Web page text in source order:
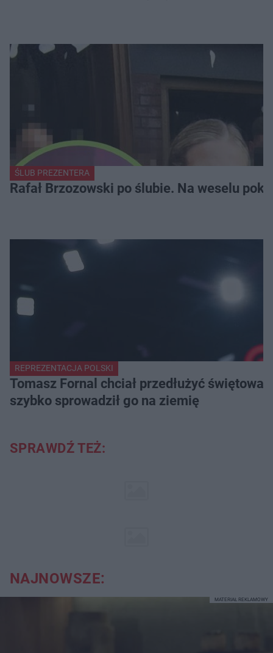
ŚLUB PREZENTERA
Rafał Brzozowski po ślubie. Na weselu
REPREZENTACJA POLSKI
Tomasz Fornal chciał przedłużyć
szybko sprowadził go na ziemię
SPRAWDŹ TEŻ:
NAJNOWSZE:
MATERIAŁ REKLAMOWY